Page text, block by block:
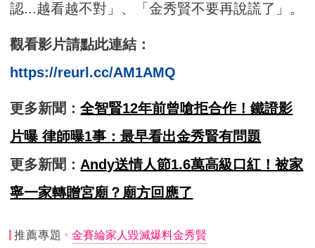
認...越看越不對」、「金秀賢不要再說謊了」。
觀看影片請點此連結：
https://reurl.cc/AM1AMQ
更多新聞：全智賢12年前曾嗆拒合作！鐵證影
片曝 律師曝1事：最早看出金秀賢有問題
更多新聞： Andy送情人節1.6萬高級口紅！被家
寧一家轉贈宮廟？廟方回應了
推薦專題 金賽綸家人毀滅爆料金秀賢